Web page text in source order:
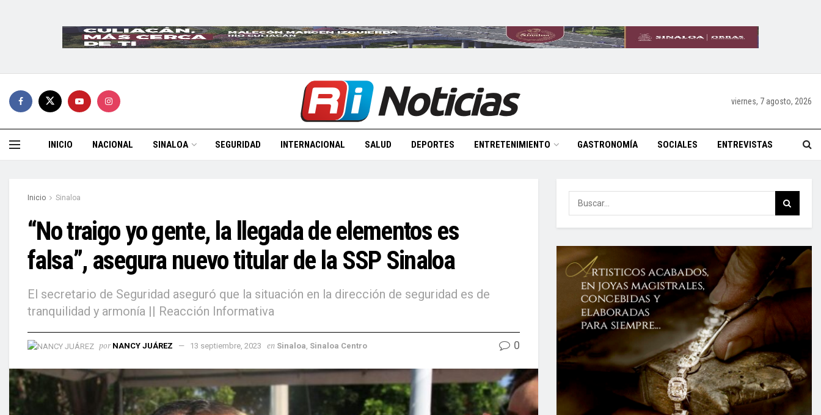
viernes, 7 agosto, 2026
INICIO NACIONAL SINALOA SEGURIDAD INTERNACIONAL SALUD DEPORTES ENTRETENIMIENTO GASTRONOMÍA SOCIALES ENTREVISTAS
Inicio Sinaloa
“No traigo yo gente, la llegada de elementos es
falsa”, asegura nuevo titular de la SSP Sinaloa
El secretario de Seguridad aseguró que la situación en la dirección de seguridad es de
tranquilidad y armonía || Reacción Informativa
por NANCY JUÁREZ 13 septiembre, 2023 en Sinaloa, Sinaloa Centro 0